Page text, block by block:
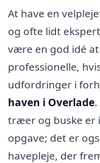
At have en
og ofte lidt
være en god idé
professionelle,
udfordringer i
haven i Overlade
træer og buske er
opgave; det er
havepleje, der